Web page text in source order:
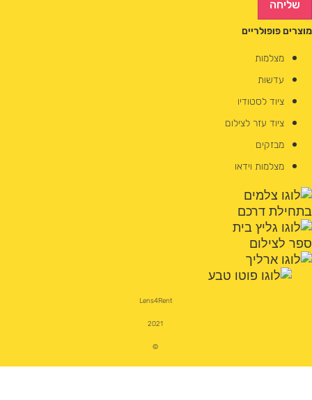
שליחה
מוצרים פופולריים
מצלמות
עדשות
ציוד לסטודיו
ציוד עזר לצילום
מבזקים
מצלמות וידאו
Lens4Rent
2021
©